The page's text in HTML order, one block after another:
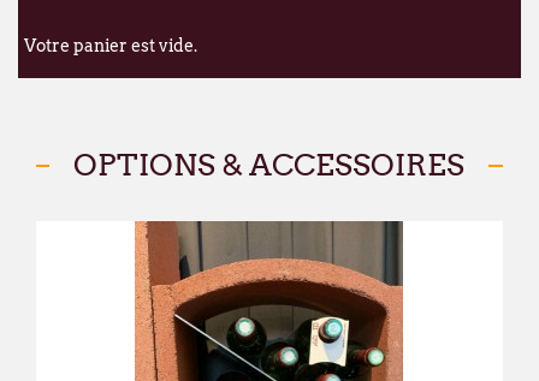
Votre panier est vide.
OPTIONS & ACCESSOIRES
Nous vous souhaitons un excellent été !